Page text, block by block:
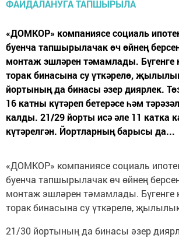
«ДОМКОР» компаниясе социаль
буенча тапшырылачак өч өйнең
монтаж эшләрен тәмамлады. Бүгенге
торак бинасына су үткәрелө,
йортының да бинасы әзер диярлек.
16 катны күтәреп бетерәсе һәм
калды. 21/29 йорты исә әле 11 катка
күтәрелгән. Йортларның барысы да...
«ДОМКОР» компаниясе социаль
буенча тапшырылачак өч өйнең
монтаж эшләрен тәмамлады. Бүгенге
торак бинасына су үткәрелө,
21/30 йортының да бинасы әзер